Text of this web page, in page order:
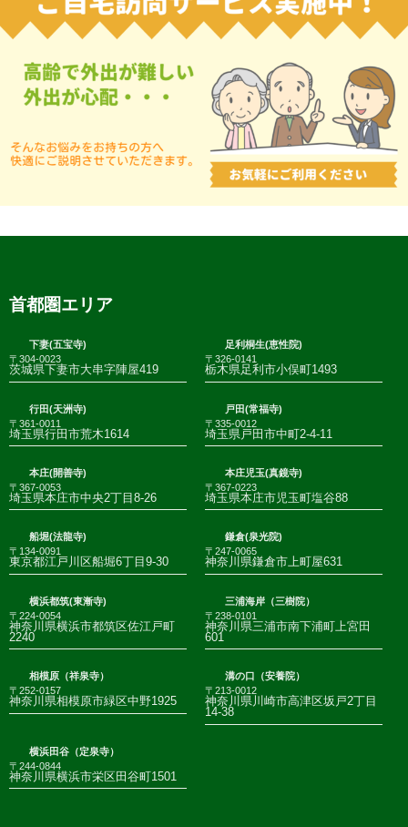
首都圏エリア
下妻(五宝寺)
〒304-0023
茨城県下妻市大串字陣屋419
足利桐生(恵性院)
〒326-0141
栃木県足利市小俣町1493
行田(天洲寺)
〒361-0011
埼玉県行田市荒木1614
戸田(常福寺)
〒335-0012
埼玉県戸田市中町2-4-11
本庄(開善寺)
〒367-0053
埼玉県本庄市中央2丁目8-26
本庄児玉(真鏡寺)
〒367-0223
埼玉県本庄市児玉町塩谷88
船堀(法龍寺)
〒134-0091
東京都江戸川区船堀6丁目9-30
鎌倉(泉光院)
〒247-0065
神奈川県鎌倉市上町屋631
横浜都筑(東漸寺)
〒224-0054
神奈川県横浜市都筑区佐江戸町
2240
三浦海岸（三樹院）
〒238-0101
神奈川県三浦市南下浦町上宮田
601
相模原（祥泉寺）
〒252-0157
神奈川県相模原市緑区中野1925
溝の口（安養院）
〒213-0012
神奈川県川崎市高津区坂戸2丁目
14-38
横浜田谷（定泉寺）
〒244-0844
神奈川県横浜市栄区田谷町1501